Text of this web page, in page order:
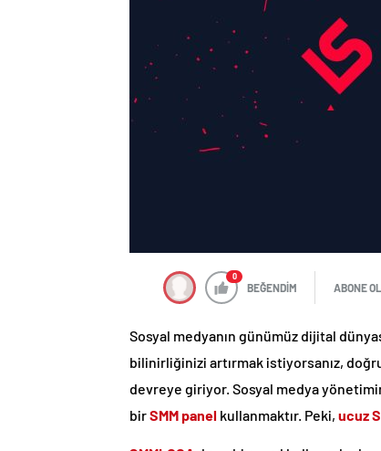
0
BEĞENDİM ABONE OL
Sosyal medyanın günümüz dijital
bilinirliğinizi artırmak istiyorsanız,
devreye giriyor. Sosyal medya
birSMM panel kullanmaktır. Peki, ucuz